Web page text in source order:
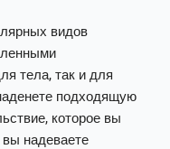
видов
тела, так и для
подходящую
которое вы
вы надеваете